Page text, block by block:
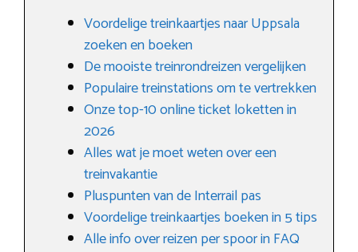
Voordelige treinkaartjes naar Uppsala
zoeken en boeken
De mooiste treinrondreizen vergelijken
Populaire treinstations om te vertrekken
Onze top-10 online ticket loketten in
2026
Alles wat je moet weten over een
treinvakantie
Pluspunten van de Interrail pas
Voordelige treinkaartjes boeken in 5 tips
Alle info over reizen per spoor in FAQ